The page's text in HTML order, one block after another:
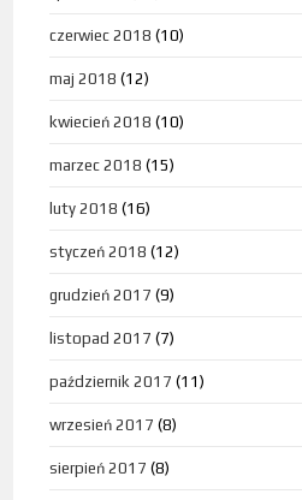
czerwiec 2018 (10)
maj 2018 (12)
kwiecień 2018 (10)
marzec 2018 (15)
luty 2018 (16)
styczeń 2018 (12)
grudzień 2017 (9)
listopad 2017 (7)
październik 2017 (11)
wrzesień 2017 (8)
sierpień 2017 (8)